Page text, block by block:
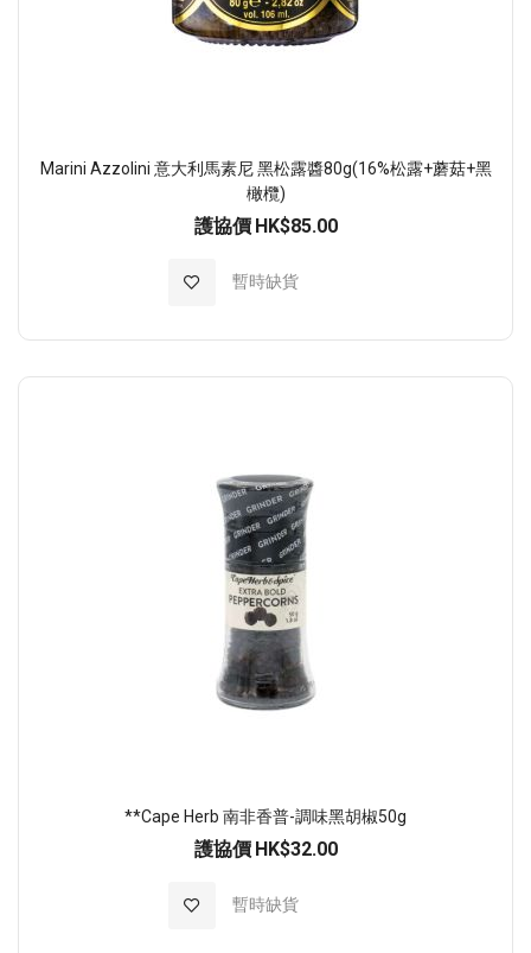
Marini Azzolini 意大利馬素尼 黑松露醬80g(16%松露+蘑菇+黑
橄欖)
護協價 HK$85.00
暫時缺貨
加入至願望清單
**Cape Herb 南非香普-調味黑胡椒50g
護協價 HK$32.00
暫時缺貨
加入至願望清單